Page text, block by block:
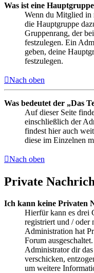
Was ist eine
Wenn du Mitglied in
die Hauptgruppe
Gruppenrang, der
festzulegen. Ein
geben, deine
festzulegen.
Nach oben
Was bedeutet der „Das
Auf dieser Seite
einschließlich der
findest hier auch
diese im Einzelnen
Nach oben
Private
Ich kann keine Privaten
Hierfür kann es drei
registriert und / oder
Administration hat
Forum
Administrator dir
verschicken,
um weitere